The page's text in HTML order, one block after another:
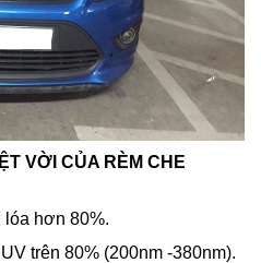
VỜI CỦA RÈM CHE
hơn 80%.
trên 80% (200nm -380nm).